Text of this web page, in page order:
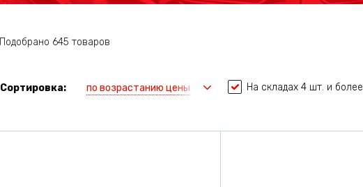
Подобрано 645 товаров
Сортировка: по возрастанию цены На складах 4 шт. и более